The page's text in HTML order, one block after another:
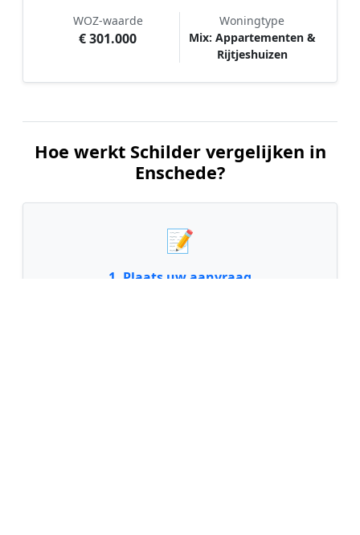
WOZ-waarde
€ 301.000
Woningtype
Mix: Appartementen &
Rijtjeshuizen
Hoe werkt Schilder vergelijken in
Enschede?
📝
1. Plaats uw aanvraag